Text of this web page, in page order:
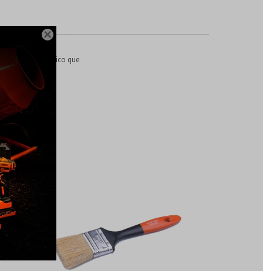

mango plástico que